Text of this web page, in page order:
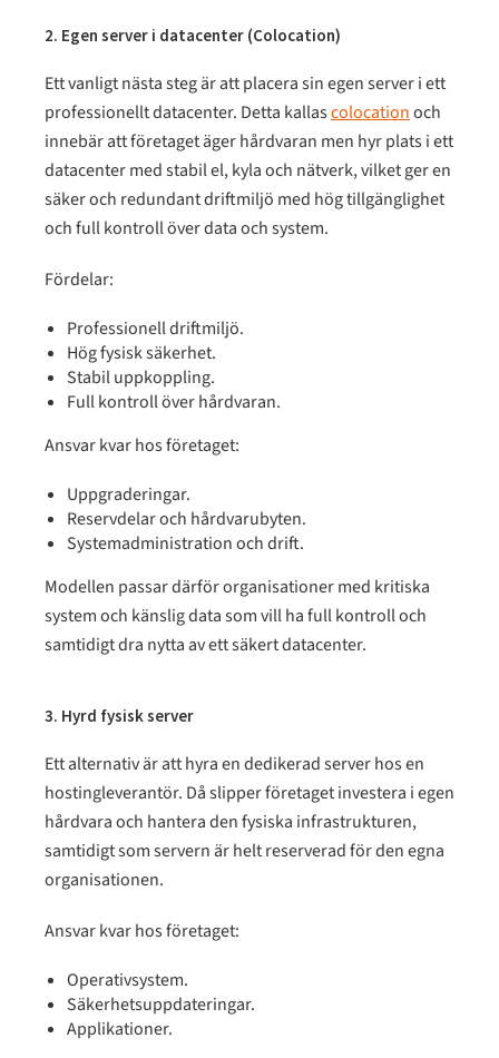
2. Egen server i datacenter (Colocation)
Ett vanligt nästa steg är att placera sin egen server i ett
professionellt datacenter. Detta kallascolocationoch
innebär att företaget äger hårdvaran men hyr plats i ett
datacenter med stabil el, kyla och nätverk, vilket ger en
säker och redundant driftmiljö med hög tillgänglighet
och full kontroll över data och system.
Fördelar:
Professionell driftmiljö.
Hög fysisk säkerhet.
Stabil uppkoppling.
Full kontroll över hårdvaran.
Ansvar kvar hos företaget:
Uppgraderingar.
Reservdelar och hårdvarubyten.
Systemadministration och drift.
Modellen passar därför organisationer med kritiska
system och känslig data som vill ha full kontroll och
samtidigt dra nytta av ett säkert datacenter.
3. Hyrd fysisk server
Ett alternativ är att hyra en dedikerad server hos en
hostingleverantör. Då slipper företaget investera i egen
hårdvara och hantera den fysiska infrastrukturen,
samtidigt som servern är helt reserverad för den egna
organisationen.
Ansvar kvar hos företaget:
Operativsystem.
Säkerhetsuppdateringar.
Applikationer.